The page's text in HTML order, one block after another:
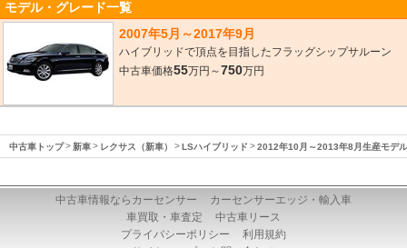
モデル・グレード一覧
2007年5月～2017年9月
ハイブリッドで頂点を目指したフラッグシップサルーン
中古車価格55万円～750万円
中古車トップ 新車 レクサス（新車） LSハイブリッド 2012年10月～2013年8月生産モデル
中古車情報ならカーセンサー
カーセンサーエッジ・輸入車
車買取・車査定
中古車リース
プライバシーポリシー
利用規約